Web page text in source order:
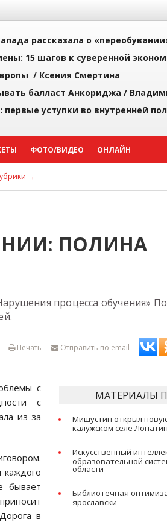
рассказала о
15 шагов к суверенной
/ Ксения Смертина
балласт Анкориджа /
первые уступки во внутренней
ФОТО/ВИДЕО ОНЛАЙН
→
ПОЛИНА
процесса обучения»
Отправить по email
Печать
МАТЕРИАЛЫ
Мишустин открыл
калужском селе
Искусственный
образовательной
области
Библиотечная
ярославски
с
с
из-за
каждого
бывает
в